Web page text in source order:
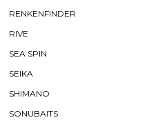
RENKENFINDER
RIVE
SEA SPIN
SEIKA
SHIMANO
SONUBAITS